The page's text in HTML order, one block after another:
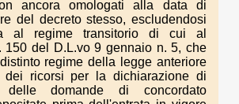
ancora omologati alla data di
del decreto stesso, escludendosi
al regime transitorio di cui al
150 del D.L.vo 9 gennaio n. 5, che
regime della legge anteriore
dei ricorsi per la dichiarazione di
domande di concordato